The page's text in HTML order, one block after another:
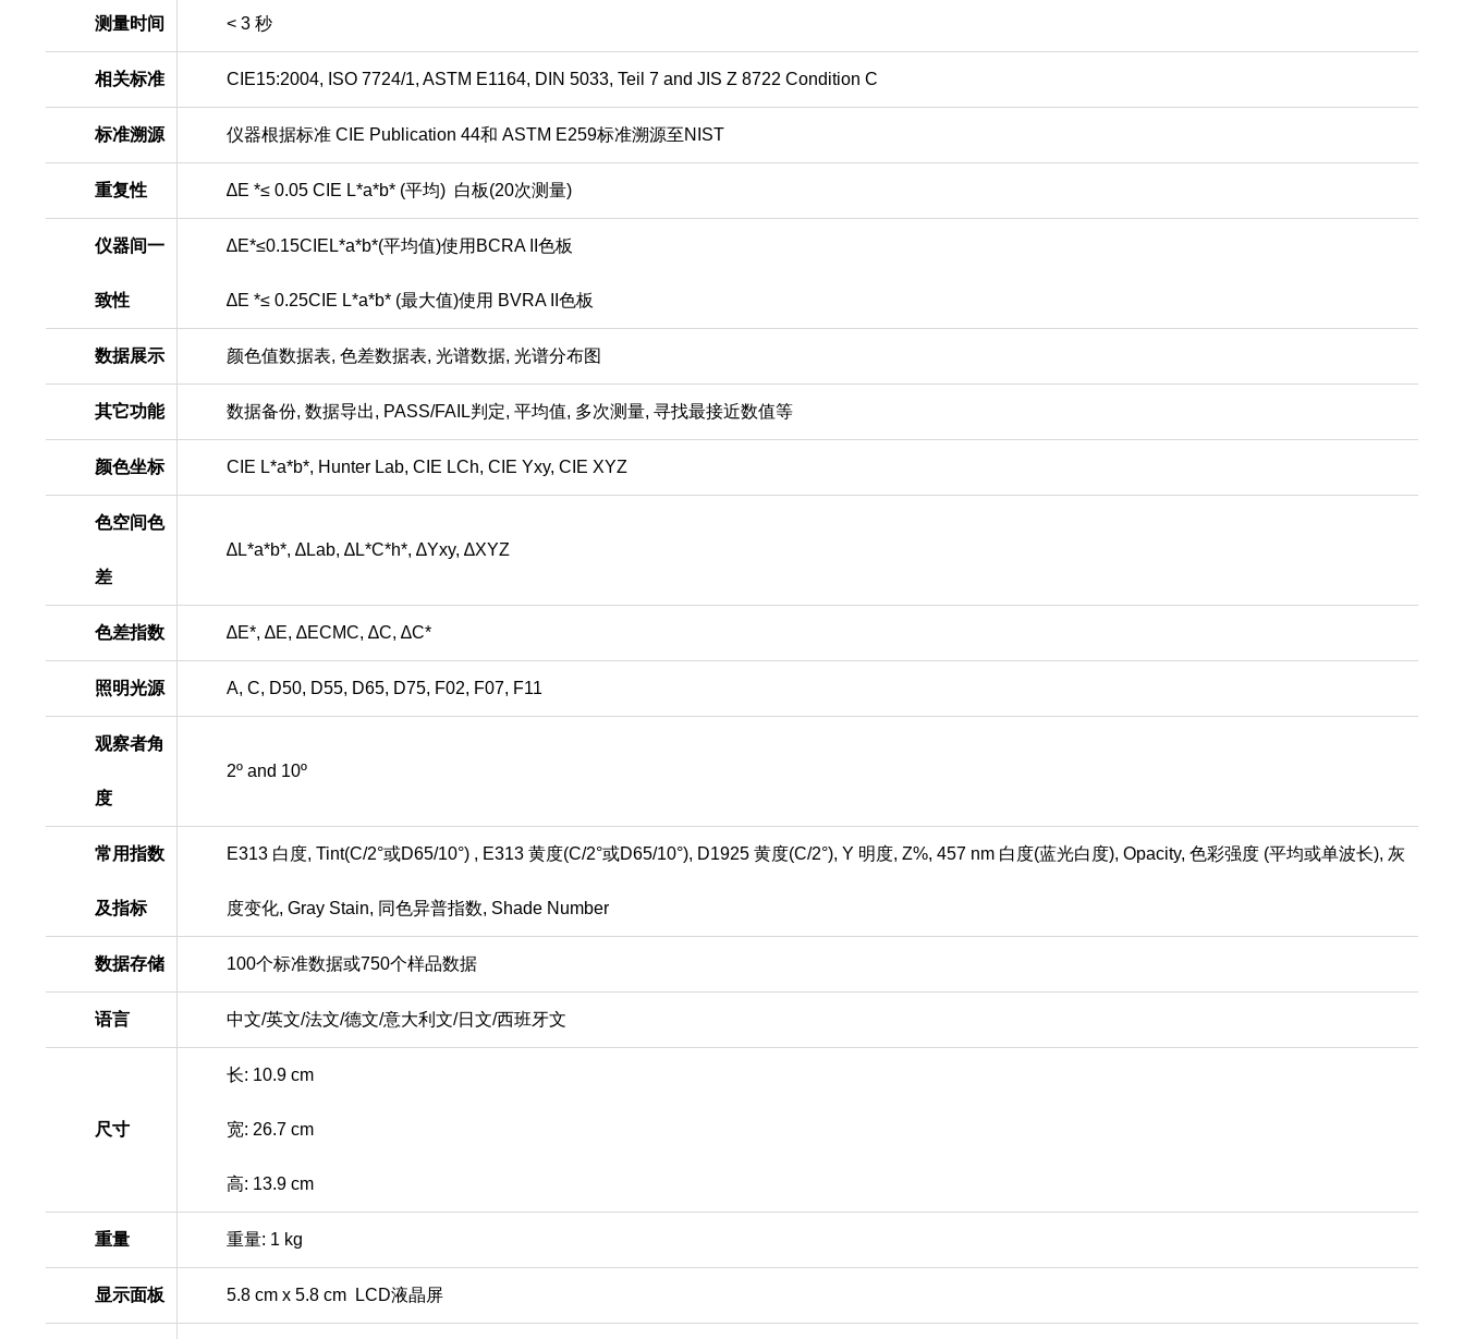
测量时间 < 3 秒
相关标准 CIE15:2004, ISO 7724/1, ASTM E1164, DIN 5033, Teil 7 and JIS Z 8722 Condition C
标准溯源 仪器根据标准 CIE Publication 44和 ASTM E259标准溯源至NIST
重复性 ∆E *≤ 0.05 CIE L*a*b* (平均) 白板(20次测量)
仪器间一
致性
∆E*≤0.15CIEL*a*b*(平均值)使用BCRA II色板
∆E *≤ 0.25CIE L*a*b* (最大值)使用 BVRA II 色板
数据展示 颜色值数据表, 色差数据表, 光谱数据, 光谱分布图
其它功能 数据备份, 数据导出, PASS/FAIL判定, 平均值, 多次测量, 寻找最接近数值等
颜色坐标 CIE L*a*b*, Hunter Lab, CIE LCh, CIE Yxy, CIE XYZ
色空间色
差
∆L*a*b*, ∆Lab, ∆L*C*h*, ∆Yxy, ∆XYZ
色差指数 ∆E*, ∆E, ∆ECMC, ∆C, ∆C*
照明光源 A, C, D50, D55, D65, D75, F02, F07, F11
观察者角
度
2º and 10º
常用指数
及指标
E313 白度, Tint(C/2°或D65/10°) , E313 黄度(C/2°或D65/10°), D1925 黄度(C/2°), Y 明度, Z%, 457 nm 白度(蓝光白度), Opacity, 色彩强度 (平均或单波长), 灰
度变化, Gray Stain, 同色异普指数, Shade Number
数据存储 100个标准数据或750个样品数据
语言 中文/英文/法文/德文/意大利文/日文/西班牙文
尺寸
长: 10.9 cm
宽: 26.7 cm
高: 13.9 cm
重量 重量: 1 kg
显示面板 5.8 cm x 5.8 cm LCD液晶屏